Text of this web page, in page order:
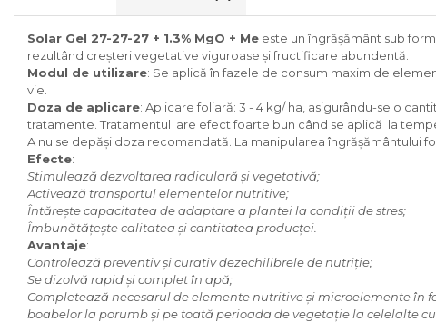
Solar Gel 27-27-27 + 1.3% MgO + Me este un îngrăşământ sub
rezultând creşteri vegetative viguroase şi fructificare abundentă.
Modul de utilizare: Se aplică în fazele de consum maxim de
vie.
Doza de aplicare: Aplicare foliară: 3 - 4 kg/ ha, asigurându-se o
tratamente. Tratamentul are efect foarte bun când se aplică la
A nu se depăşi doza recomandată. La manipularea îngrăşământului
Efecte:
Stimulează dezvoltarea radiculară şi vegetativă;
Activează transportul elementelor nutritive;
Întăreşte capacitatea de adaptare a plantei la condiţii de stres;
Îmbunătăţeşte calitatea şi cantitatea producţei.
Avantaje:
Controlează preventiv şi curativ dezechilibrele de nutriţie;
Se dizolvă rapid şi complet în apă;
Completează necesarul de elemente nutritive şi microelemente în
boabelor la porumb şi pe toată perioada de vegetaţie la celelalte